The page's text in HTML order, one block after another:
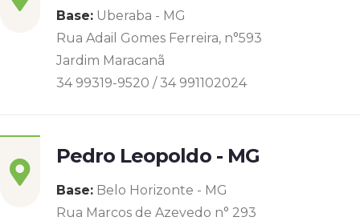
Base: Uberaba - MG
Rua Adail Gomes Ferreira, n°593
Jardim Maracanã
34 99319-9520 / 34 991102024
Pedro Leopoldo - MG
Base: Belo Horizonte - MG
Rua Marcos de Azevedo n° 293